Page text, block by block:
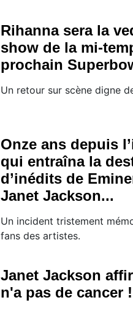
Rihanna sera la
show de la mi-
prochain
Un retour sur scène digne
Onze ans depuis
qui entraîna la
d’inédits de
Janet Jackson...
Un incident tristement
fans des artistes.
Janet Jackson
n'a pas de cancer !